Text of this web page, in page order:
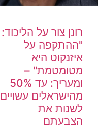
רונן צור על הליכוד:
"ההתקפה על
איזנקוט היא
מטומטמת" –
ומעריך: עד 50%
מהישראלים עשויים
לשנות את
הצבעתם